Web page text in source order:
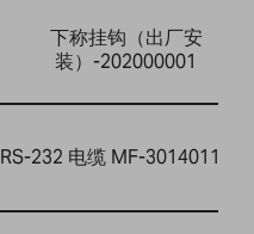
下称挂钩（出厂安
装）-202000001
RS-232 电缆 MF-3014011014